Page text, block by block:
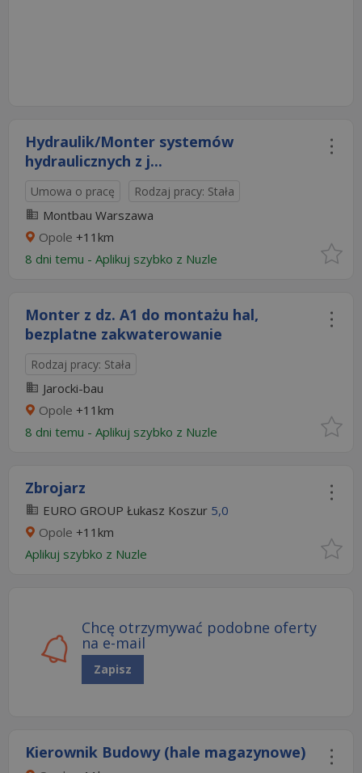
Hydraulik/Monter systemów
hydraulicznych z j...
Umowa o pracę Rodzaj pracy: Stała
Montbau Warszawa
Opole +11km
8 dni temu - Aplikuj szybko z Nuzle
Monter z dz. A1 do montażu hal,
bezplatne zakwaterowanie
Rodzaj pracy: Stała
Jarocki-bau
Opole +11km
8 dni temu - Aplikuj szybko z Nuzle
Zbrojarz
EURO GROUP Łukasz Koszur 5,0
Opole +11km
Aplikuj szybko z Nuzle
Chcę otrzymywać podobne oferty
na e-mail
Zapisz
Kierownik Budowy (hale magazynowe)